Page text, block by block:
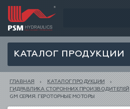
КАТАЛОГ ПРОДУКЦИИ
ГЛАВНАЯ
КАТАЛОГ ПРОДУКЦИИ
ГИДРАВЛИКА СТОРОННИХ ПРОИЗВОДИТЕЛЕЙ
GM СЕРИЯ. ГЕРОТОРНЫЕ МОТОРЫ